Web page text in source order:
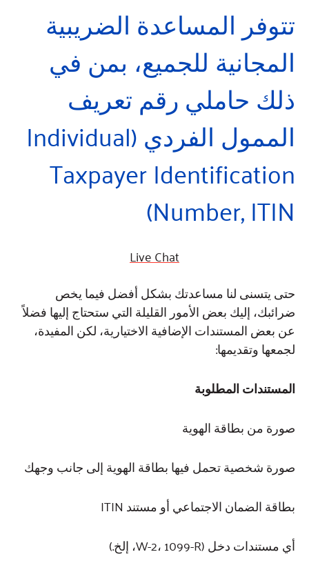
تتوفر المساعدة الضريبية
المجانية للجميع، بمن في
ذلك حاملي رقم تعريف
الممول الفردي (Individual
Taxpayer Identification
Number, ITIN)
Live Chat
حتى يتسنى لنا مساعدتك بشكل أفضل فيما يخص
ضرائبك، إليك بعض الأمور القليلة التي ستحتاج إليها فضلاً
عن بعض المستندات الإضافية الاختيارية، لكن المفيدة،
لجمعها وتقديمها:
المستندات المطلوبة
صورة من بطاقة الهوية
صورة شخصية تحمل فيها بطاقة الهوية إلى جانب وجهك
بطاقة الضمان الاجتماعي أو مستند ITIN
أي مستندات دخل (W-2، 1099-R، إلخ.)